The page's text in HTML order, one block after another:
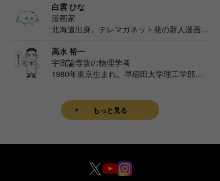
白雲 ひな
漫画家
北海道出身。テレマガネット発の新人漫画
高水 裕一
宇宙論専攻の物理学者
1980年東京生まれ。早稲田大学理工学部物
もっと見る